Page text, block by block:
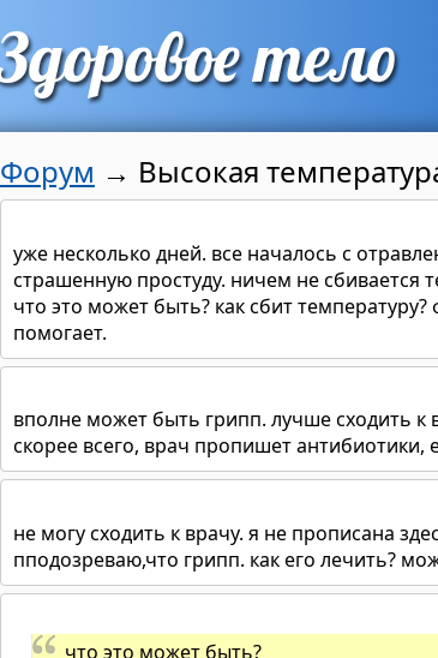
Форум → Высокая
уже несколько дней. все началось с
страшенную простуду. ничем не сбивается
что это может быть? как сбит
помогает.
вполне может быть грипп. лучше сходить к
скорее всего, врач пропишет
не могу сходить к врачу. я не прописана
пподозреваю,что грипп. как его лечить?
что это может быть?